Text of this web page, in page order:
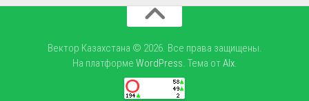
Вектор Казахстана © 2026. Все права защищены.
На платформе WordPress. Тема отAlx.